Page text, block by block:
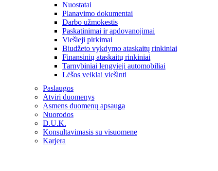
Nuostatai
Planavimo dokumentai
Darbo užmokestis
Paskatinimai ir apdovanojimai
Viešieji pirkimai
Biudžeto vykdymo ataskaitų rinkiniai
Finansinių ataskaitų rinkiniai
Tarnybiniai lengvieji automobiliai
Lėšos veiklai viešinti
Paslaugos
Atviri duomenys
Asmens duomenų apsauga
Nuorodos
D.U.K.
Konsultavimasis su visuomene
Karjera